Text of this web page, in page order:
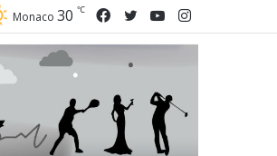
Instagram
YouTube
Twitter
Facebook
Monaco 30 ℃